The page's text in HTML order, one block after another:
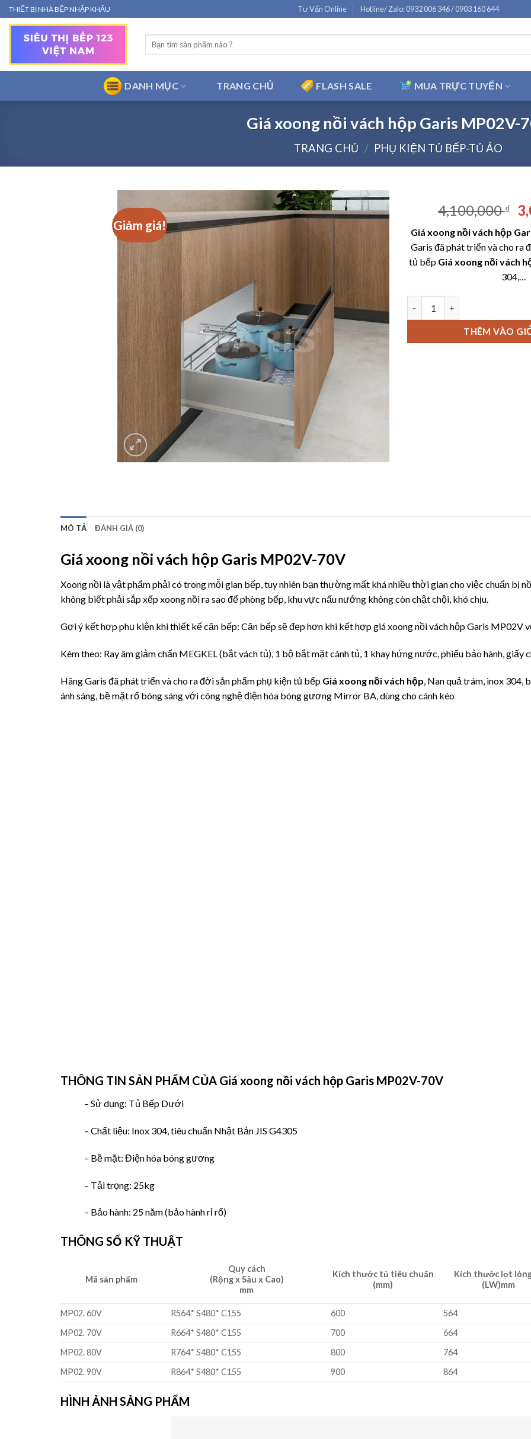
Bỏ
qua
THIẾT BỊ NHÀ BẾP NHẬP KHẨU Tư Vấn Online Hotline/ Zalo: 0932 006 346 / 0903 160 644
Tìm
kiếm:
DANH MỤC TRANG CHỦ FLASH SALE MUA TRỰC TUYẾN
Giá xoong nồi vách hộp Garis MP02V-
TRANG CHỦ / PHỤ KIỆN TỦ BẾP-TỦ ÁO
Giảm giá!
4,100,000₫
là:
Giá xoong nồi vách hộp
Garis đã phát triển và cho ra
tủ bếp Giá xoong nồi vách
304,…
THÊM VÀO
MÔ TẢ ĐÁNH GIÁ (0)
Giá xoong nồi vách hộp Garis MP02V-70V
Xoong nồi là vật phẩm phải có trong mỗi gian bếp, tuy nhiên bạn thường mất khá nhiều thời gian cho việc chuẩn bị
không biết phải sắp xếp xoong nồi ra sao để phòng bếp, khu vực nấu nướng không còn chật chội, khó chịu.
Gợi ý kết hợp phụ kiện khi thiết kế căn bếp: Căn bếp sẽ đẹp hơn khi kết hợp giá xoong nồi vách hộp Garis MP02V
Kèm theo: Ray âm giảm chấn MEGKEL (bắt vách tủ), 1 bộ bắt mặt cánh tủ, 1 khay hứng nước, phiếu bảo hành, giấy
Hãng Garis đã phát triển và cho ra đời sản phẩm phụ kiện tủ bếp Giá xoong nồi vách hộp , Nan quả trám, inox 304,
ánh sáng, bề mặt rổ bóng sáng với công nghệ điện hóa bóng gương Mirror BA, dùng cho cánh kéo
THÔNG TIN SẢN PHẨM CỦA Giá xoong nồi vách hộp Garis MP02V-70V
– Sử dụng: Tủ Bếp Dưới
– Chất liệu: Inox 304, tiêu chuẩn Nhật Bản JIS G4305
– Bề mặt: Điện hóa bóng gương
– Tải trọng: 25kg
– Bảo hành: 25 năm (bảo hành rỉ rổ)
THÔNG SỐ KỸ THUẬT
Mã sản phẩm
Quy cách
(Rộng x Sâu x Cao)
mm
Kích thước tủ tiêu chuẩn
(mm)
Kích thước lọt
(LW)mm
MP02. 60V R564* S480* C155 600 564
MP02. 70V
R664* S480* C155 700 664
MP02. 80V
R764* S480* C155 800 764
MP02. 90V
R864* S480* C155 900 864
HÌNH ẢNH SẢNG PHẨM